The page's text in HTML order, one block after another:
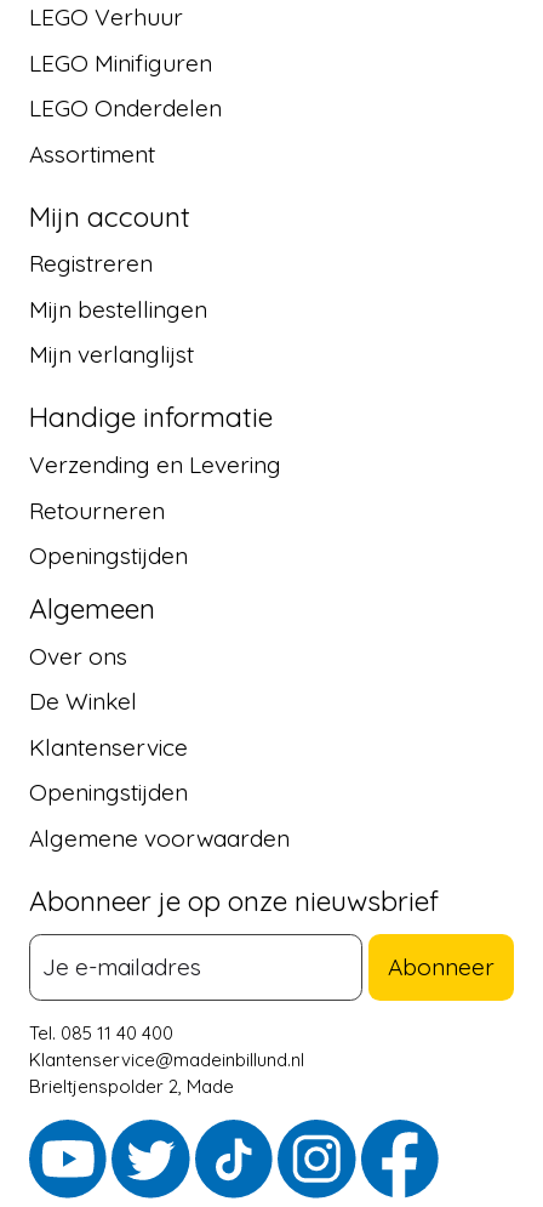
LEGO Verhuur
LEGO Minifiguren
LEGO Onderdelen
Assortiment
Mijn account
Registreren
Mijn bestellingen
Mijn verlanglijst
Handige informatie
Verzending en Levering
Retourneren
Openingstijden
Algemeen
Over ons
De Winkel
Klantenservice
Openingstijden
Algemene voorwaarden
Abonneer je op onze nieuwsbrief
Abonneer
Tel. 085 11 40 400
Klantenservice@madeinbillund.nl
Brieltjenspolder 2, Made